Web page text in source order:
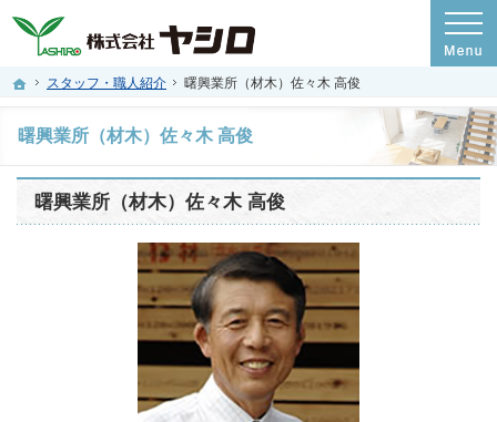
ホーム
スタッフ・職人紹介 曙興業所（材木）佐々木 高俊
曙興業所（材木）佐々木 高俊
プロの目線からご提案。新潟県長岡市・三条市・柏崎市の注文住宅・新築戸建て
新潟県長岡市・三条市・柏崎市の新築・注文住宅・新築戸建てを手がける工務店な
曙興業所（材木）佐々木 高俊